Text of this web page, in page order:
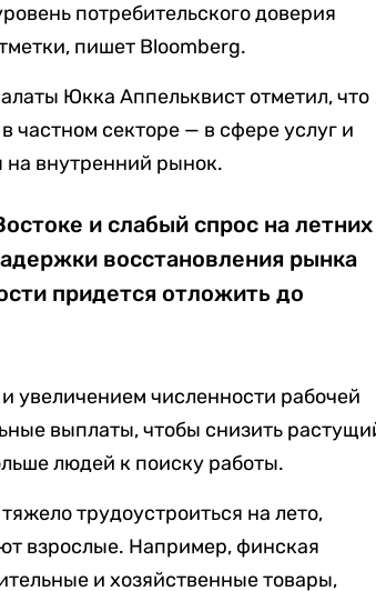
потребительского доверия
пишет Bloomberg.
Юкка Аппельквист отметил, что
частном секторе — в сфере услуг и
на внутренний рынок.
и слабый спрос на летних
восстановления рынка
придется отложить до
увеличением численности рабочей
выплаты, чтобы снизить
людей к поиску работы.
трудоустроиться на лето,
взрослые. Например, финская
и хозяйственные товары,